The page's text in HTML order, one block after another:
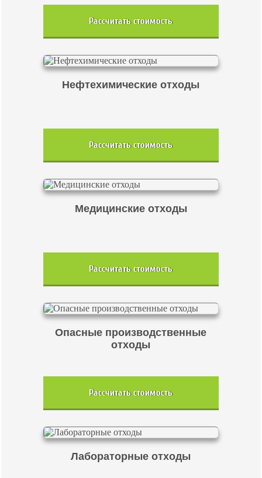
Рассчитать стоимость
Нефтехимические отходы
Рассчитать стоимость
Медицинские отходы
Рассчитать стоимость
Опасные производственные
отходы
Рассчитать стоимость
Лабораторные отходы